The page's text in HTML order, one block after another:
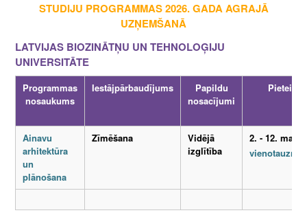
STUDIJU PROGRAMMAS 2026. GADA AGRAJĀ
UZŅEMŠANĀ
LATVIJAS BIOZINĀTŅU UN TEHNOLOĢIJU
UNIVERSITĀTE
Programmas
nosaukums
Iestājpārbaudījums
Papildu
nosacījumi
Ainavu
arhitektūra
un
plānošana
Zīmēšana
Vidējā
izglītība
2. - 12. marts